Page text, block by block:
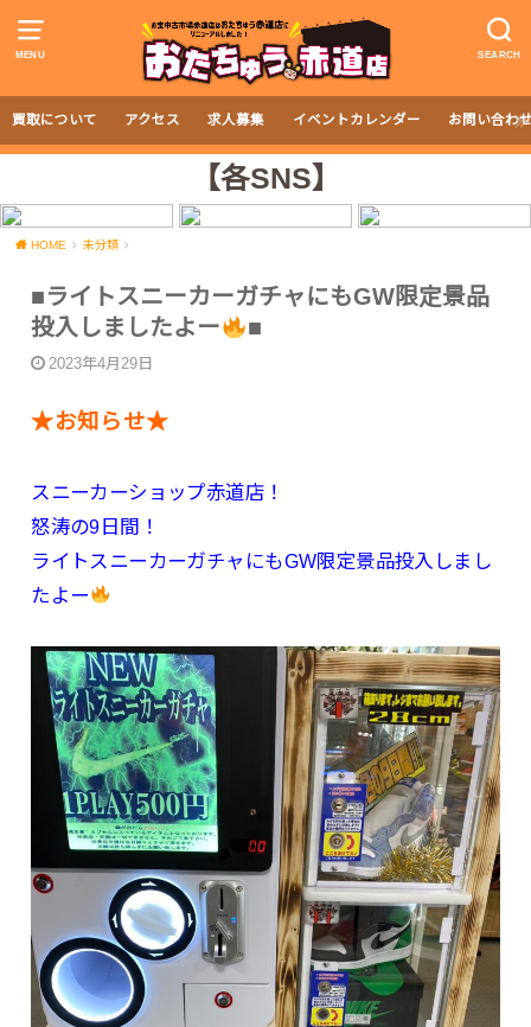
MENU SEARCH
買取について アクセス 求人募集 イベントカレンダー お問い合わ
【各SNS】
HOME 未分類
■ライトスニーカーガチャにもGW限定景品
投入しましたよー
■
2023年4月29日
★お知らせ★
スニーカーショップ赤道店！
怒涛の9日間！
ライトスニーカーガチャにもGW限定景品投入しまし
たよー